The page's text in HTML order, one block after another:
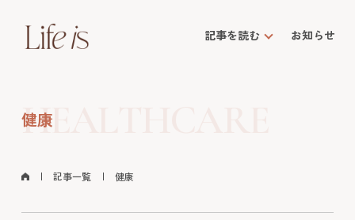
記事を読む お知らせ
HEALTHCARE
健康
記事一覧 健康